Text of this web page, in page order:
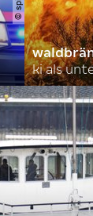
ki als